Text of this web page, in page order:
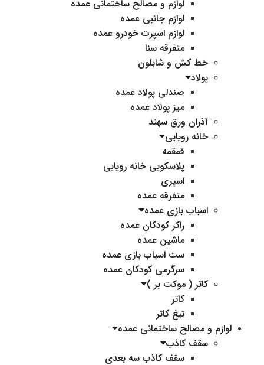
لوازم و مصالح ساختمانی عمده
لوازم جانبی عمده
لوازم اسپرت خودرو عمده
متفرقه سنا
خط کش و شابلون
پولاد
صندلی پولاد عمده
میز پولاد عمده
آذران ورق سهند
خانه رویایی
قمقمه
پلاسکویی خانه رویایی
اسپری
متفرقه عمده
اسباب بازی عمده
راکر کودکان عمده
ماشین عمده
ست اسباب بازی عمده
سرگرمی کودکان عمده
کاتر ( موکت بر )
کاتر
تیغ کاتر
لوازم و مصالح ساختمانی عمده
سقف کاذب
سقف کاذب سه بعدی